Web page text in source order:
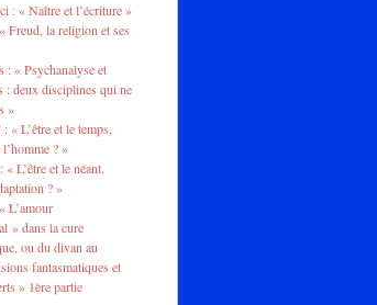
: « Naître et l’écriture »
Freud, la religion et ses
: « Psychanalyse et
: deux disciplines qui ne
»
« L’être et le temps,
? »
L’être et le néant.
? »
L’amour
» dans la cure
ou du divan au
fantasmatiques et
» 1ère partie